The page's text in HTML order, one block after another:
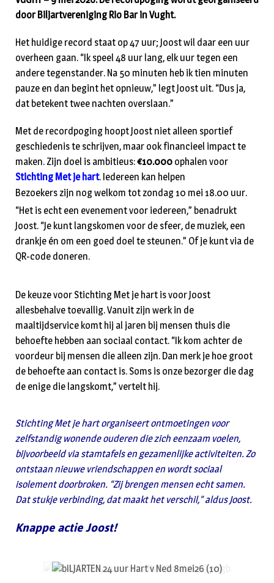
door Biljartvereniging Rio Bar in Vught.
Het huidige record staat op 47 uur; Joost wil daar een uur
overheen gaan. “Ik speel 48 uur lang, elk uur tegen een
andere tegenstander. Na 50 minuten heb ik tien minuten
pauze en dan begint het opnieuw,” legt Joost uit. “Dus ja,
dat betekent twee nachten overslaan.”
Met de recordpoging hoopt Joost niet alleen sportief
geschiedenis te schrijven, maar ook financieel impact te
maken. Zijn doel is ambitieus:€10.000 ophalen voor
Stichting Met je hart. Iedereen kan helpen
Bezoekers zijn nog welkom tot zondag 10 mei 18.00 uur.
“Het is echt een evenement voor iedereen,” benadrukt
Joost. “Je kunt langskomen voor de sfeer, de muziek, een
drankje én om een goed doel te steunen.” Of je kunt via de
QR-code doneren.
De keuze voor Stichting Met je hart is voor Joost
allesbehalve toevallig. Vanuit zijn werk in de
maaltijdservice komt hij al jaren bij mensen thuis die
behoefte hebben aan sociaal contact. “Ik kom achter de
voordeur bij mensen die alleen zijn. Dan merk je hoe groot
de behoefte aan contact is. Soms is onze bezorger die dag
de enige die langskomt,” vertelt hij.
Stichting Met je hart organiseert ontmoetingen voor
zelfstandig wonende ouderen die zich eenzaam voelen,
bijvoorbeeld via stamtafels en gezamenlijke activiteiten. Zo
ontstaan nieuwe vriendschappen en wordt sociaal
isolement doorbroken. “Zij brengen mensen echt samen.
Dat stukje verbinding, dat maakt het verschil,” aldus Joost.
Knappe actie Joost!